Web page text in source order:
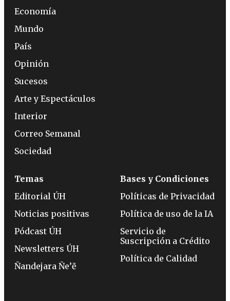
Economía
Mundo
País
Opinión
Sucesos
Arte y Espectáculos
Interior
Correo Semanal
Sociedad
Temas
Editorial ÚH
Noticias positivas
Pódcast ÚH
Newsletters ÚH
Ñandejara Ñe’ẽ
Bases y Condiciones
Políticas de Privacidad
Política de uso de la IA
Servicio de
Suscripción a Crédito
Política de Calidad